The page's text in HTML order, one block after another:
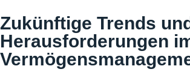
Zukünftige Trends
Herausforderungen